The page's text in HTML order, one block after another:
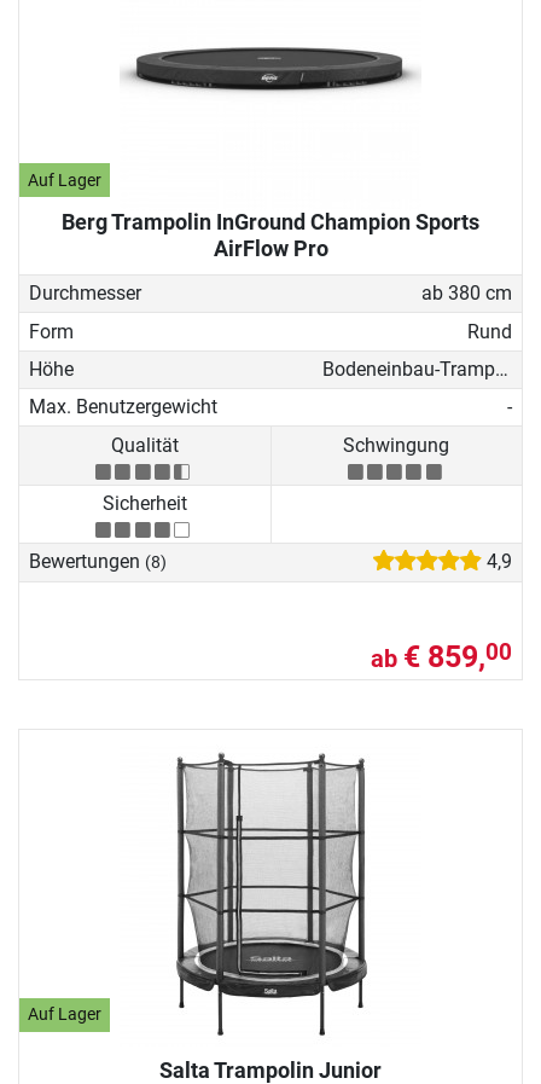
Auf Lager
Berg Trampolin InGround Champion Sports
AirFlow Pro
Durchmesser
ab 380 cm
Form
Rund
Höhe
Bodeneinbau-Trampolin
Max. Benutzergewicht
-
Qualität
Schwingung
Sicherheit
Bewertungen (8) 4,9
ab € 859,00
Auf Lager
Salta Trampolin Junior